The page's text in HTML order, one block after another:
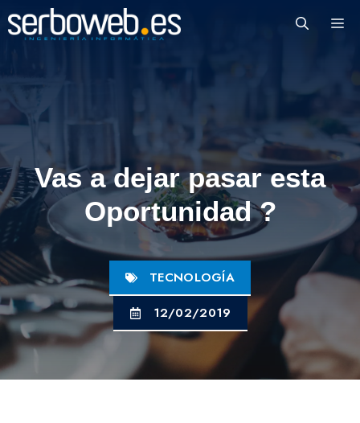
Saltar
al
Vas a dejar pasar esta
Oportunidad ?
TECNOLOGÍA
12/02/2019